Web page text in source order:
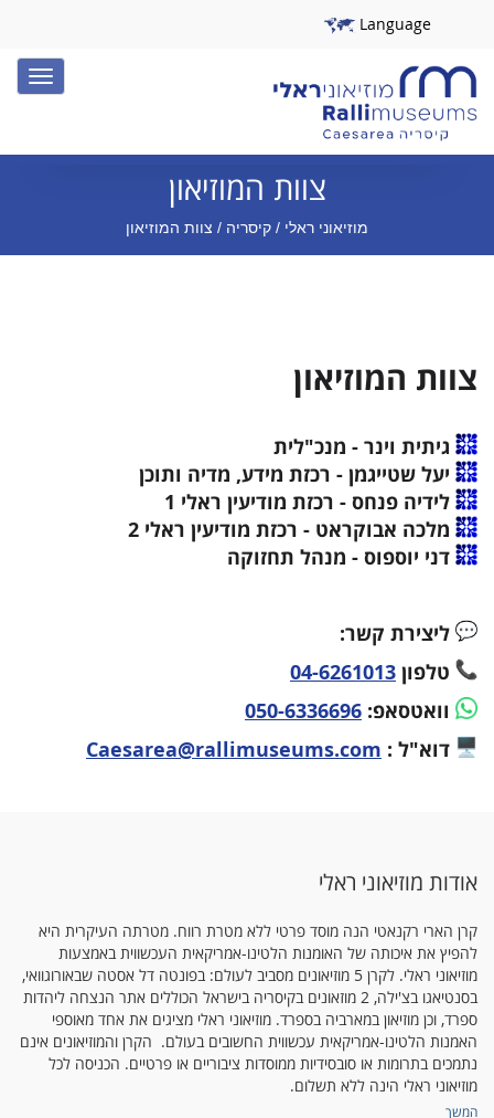
Language
Toggle
צוות המוזיאון
מוזיאוני ראלי / קיסריה / צוות המוזיאון
צוות המוזיאון
גיתית וינר - מנכ"לית
יעל שטייגמן - רכזת מידע, מדיה ותוכן
לידיה פנחס - רכזת מודיעין ראלי 1
מלכה אבוקראט - רכזת מודיעין ראלי 2
דני יוספוס - מנהל תחזוקה
ליצירת קשר:
טלפון 04-6261013
וואטסאפ: 050-6336696
דוא"ל : Caesarea@rallimuseums.com
אודות מוזיאוני ראלי
קרן הארי רקנאטי הנה מוסד פרטי ללא מטרת רווח. מטרתה העיקרית היא
להפיץ את איכותה של האומנות הלטינו-אמריקאית העכשווית באמצעות
מוזיאוני ראלי. לקרן 5 מוזיאונים מסביב לעולם: בפונטה דל אסטה שבאורוגוואי,
בסנטיאגו בצ'ילה, 2 מוזאונים בקיסריה בישראל הכוללים אתר הנצחה ליהדות
ספרד, וכן מוזיאון במארביה בספרד. מוזיאוני ראלי מציגים את אחד מאוספי
האמנות הלטינו-אמריקאית עכשווית החשובים בעולם. הקרן והמוזיאונים אינם
נתמכים בתרומות או סובסידיות ממוסדות ציבוריים או פרטיים. הכניסה לכל
מוזיאוני ראלי הינה ללא תשלום.
המשך